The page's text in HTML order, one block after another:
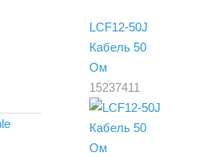
LCF12-50J
Кабель 50
Ом
15237411